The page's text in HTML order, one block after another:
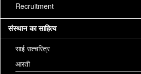
Recruitment
संस्थान का साहित्य
साई सत्चरित्र
आरती